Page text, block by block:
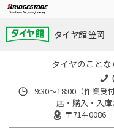
タイヤ館 笠岡
タイヤのこと
9:30～18:00（作業受
店・購入・入庫
〒714-0086